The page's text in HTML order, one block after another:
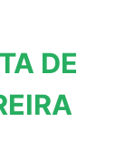
DE